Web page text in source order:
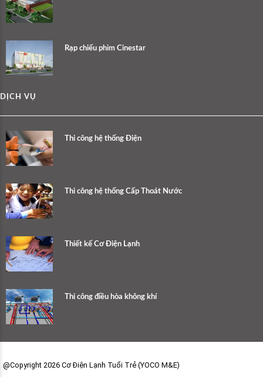
Rạp chiếu phim Cinestar
DỊCH VỤ
Thi công hệ thống Điện
Thi công hệ thống Cấp Thoát Nước
Thiết kế Cơ Điện Lạnh
Thi công điều hòa không khí
@Copyright 2026 Cơ Điện Lạnh Tuổi Trẻ (YOCO M&E)